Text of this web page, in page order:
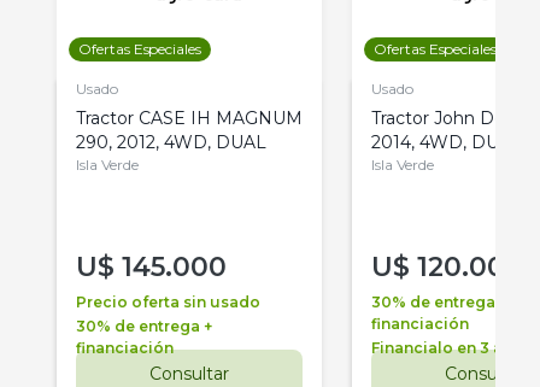
Ofertas Especiales
Usado
Tractor CASE IH MAGNUM
290, 2012, 4WD, DUAL
Isla Verde
U$ 145.000
Precio oferta sin usado
30% de entrega +
financiación
Consultar
Ofertas Especiales
Usado
Tractor John Deere
2014, 4WD, DUAL
Isla Verde
U$ 120.000
30% de entrega +
financiación
Financialo en 3 años
Consultar